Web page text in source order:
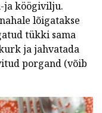
ja köögivilju.
lõigatakse
tükki sama
ja jahvatada
porgand (võib